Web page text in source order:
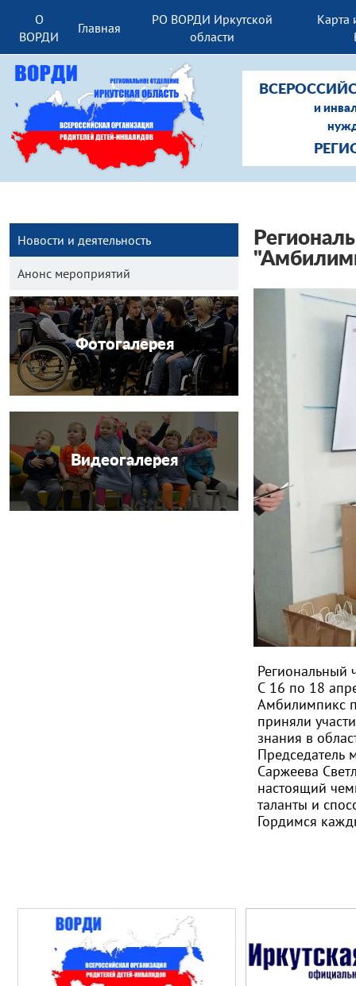
О
ВОРДИ
Главная
РО ВОРДИ Иркутской
области
Карта
и
Новости и деятельность
Анонс мероприятий
Фотогалерея
Видеогалерея
Региональный
С 16 по 18
Амбилимпикс
приняли
знания в
Председатель
Саржеева
настоящий
таланты и
Гордимся